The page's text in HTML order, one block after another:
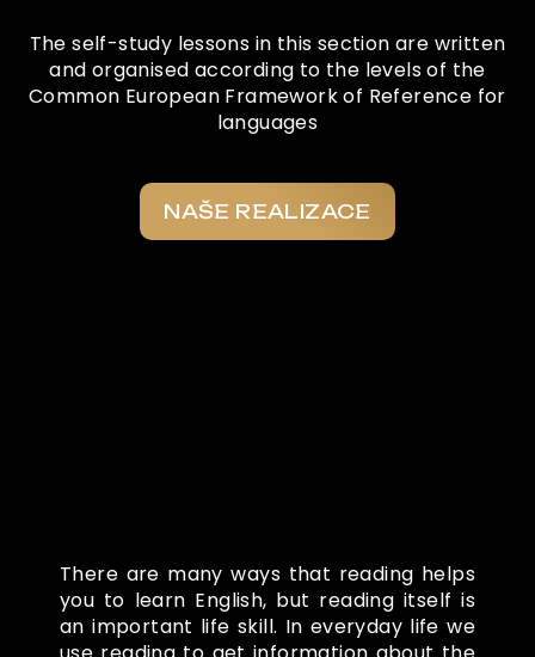
The self-study lessons in this section are written
and organised according to the levels of the
Common European Framework of Reference for
languages
NAŠE REALIZACE
There are many ways that reading helps
you to learn English, but reading itself is
an important life skill. In everyday life we